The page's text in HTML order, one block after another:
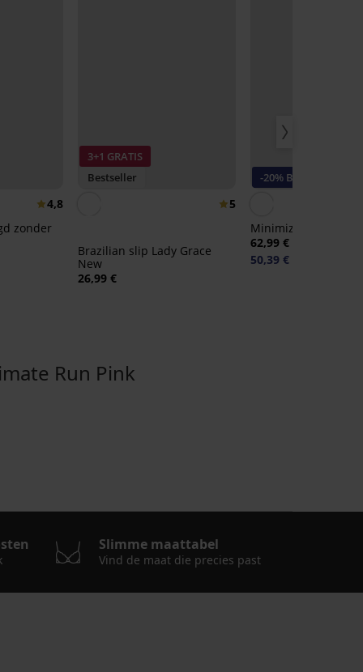
4,8
zonder
3+1 GRATIS
Bestseller
5
Brazilian slip Lady Grace
New
26,99 €
-20% BRA20
Minimizer Spacer
62,99 €
50,39 €
Run Pink
Slimme maattabel
Vind de maat die precies past